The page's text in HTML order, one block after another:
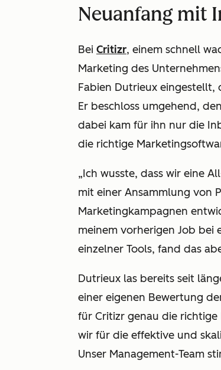
Neuanfang mit
Bei Critizr, einem schnell
Marketing des
Fabien Dutrieux
Er beschloss umgehend,
dabei kam für ihn nur die
die richtige
„Ich wusste, dass wir eine
mit einer Ansammlung von
Marketingkampagnen
meinem vorherigen Job bei
einzelner Tools, fand das
Dutrieux las bereits seit
einer eigenen Bewertung
für Critizr genau die richtige
wir für die effektive und
Unser Management-Team